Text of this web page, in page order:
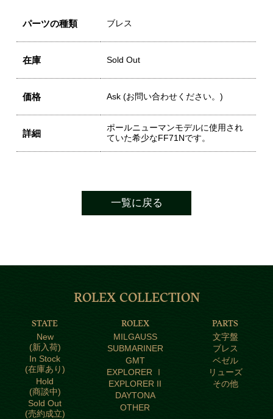
パーツの種類 ブレス
在庫 Sold Out
価格 Ask (お問い合わせください。)
詳細
ポールニューマンモデルに使用され
ていた希少なFF71Nです。
一覧に戻る
ROLEX COLLECTION
STATE
New
(新入荷)
In Stock
(在庫あり)
Hold
(商談中)
Sold Out
(売約成立)
ROLEX
MILGAUSS
SUBMARINER
GMT
EXPLORER Ⅰ
EXPLORER II
DAYTONA
OTHER
PARTS
文字盤
ブレス
ベゼル
リューズ
その他